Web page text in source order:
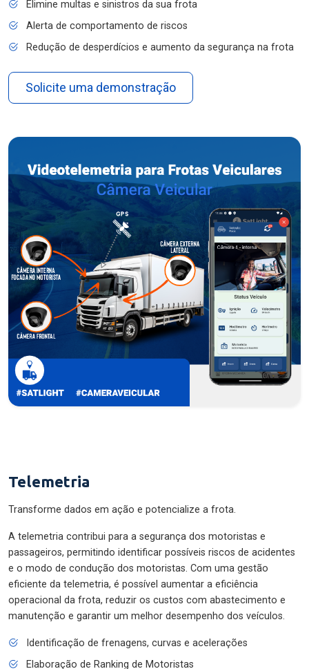
Elimine multas e sinistros da sua frota
Alerta de comportamento de riscos
Redução de desperdícios e aumento da segurança na frota
Solicite uma demonstração
Telemetria
Transforme dados em ação e potencialize a frota.
A telemetria contribui para a segurança dos motoristas e
passageiros, permitindo identificar possíveis riscos de acidentes
e o modo de condução dos motoristas. Com uma gestão
eficiente da telemetria, é possível aumentar a eficiência
operacional da frota, reduzir os custos com abastecimento e
manutenção e garantir um melhor desempenho dos veículos.
Identificação de frenagens, curvas e acelerações
Elaboração de Ranking de Motoristas